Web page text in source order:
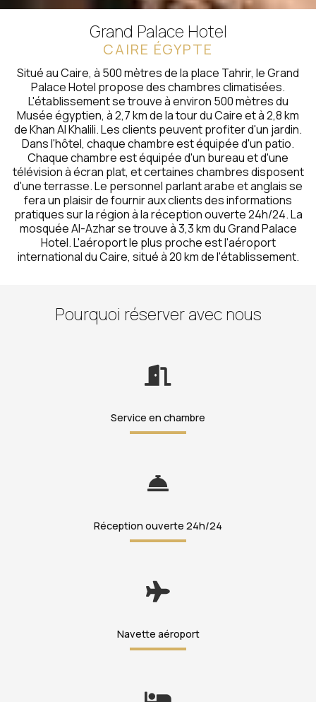
Grand Palace Hotel
CAIRE ÉGYPTE
Situé au Caire, à 500 mètres de la place Tahrir, le Grand
Palace Hotel propose des chambres climatisées.
L'établissement se trouve à environ 500 mètres du
Musée égyptien, à 2,7 km de la tour du Caire et à 2,8 km
de Khan Al Khalili. Les clients peuvent profiter d'un jardin.
Dans l'hôtel, chaque chambre est équipée d'un patio.
Chaque chambre est équipée d'un bureau et d'une
télévision à écran plat, et certaines chambres disposent
d'une terrasse. Le personnel parlant arabe et anglais se
fera un plaisir de fournir aux clients des informations
pratiques sur la région à la réception ouverte 24h/24. La
mosquée Al-Azhar se trouve à 3,3 km du Grand Palace
Hotel. L'aéroport le plus proche est l'aéroport
international du Caire, situé à 20 km de l'établissement.
Pourquoi réserver avec nous
Service en chambre
Réception ouverte 24h/24
Navette aéroport